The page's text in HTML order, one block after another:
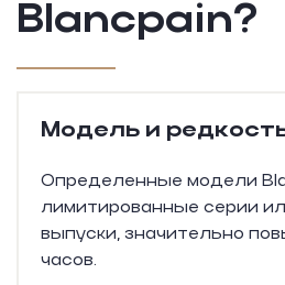
Blancpain?
Модель и
Определенные модели
лимитированные серии
выпуски, значительно
часов.